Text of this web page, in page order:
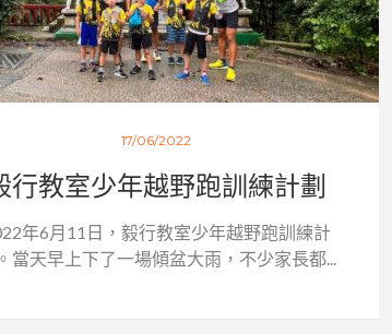
17/06/2022
行教室少年越野跑訓練計劃
年6月11日，毅行教室少年越野跑訓練計
當天早上下了一場傾盆大雨，不少家長都...